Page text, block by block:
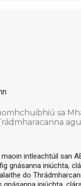
sa
intleachtúil san
gnásanna iniúchta,
do